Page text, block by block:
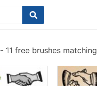
- 11 free brushes matching